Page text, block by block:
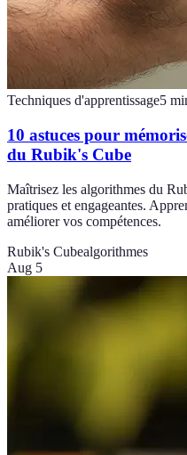
Techniques d'apprentissage5
10 astuces pour
du Rubik's Cube
Maîtrisez les algorithmes du
pratiques et engageantes.
améliorer vos compétences.
Rubik's Cubealgorithmes
Aug 5